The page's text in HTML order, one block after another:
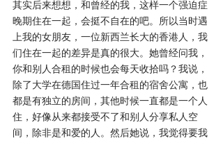
其实后来想想，和曾经的我，这样一个强迫症
晚期住在一起，会挺不自在的吧。所以当时遇
上我的女朋友，一位新西兰长大的香港人，我
们住在一起的差异是真的很大。她曾经问我，
你和别人合租的时候也会每天收拾吗？我说，
除了大学在德国住过一年合租的宿舍公寓，也
都是有独立的房间，其他时候一直都是一个人
住，好像从来都接受不了和别人分享私人空
间，除非是和爱的人。然后她说，我觉得要我